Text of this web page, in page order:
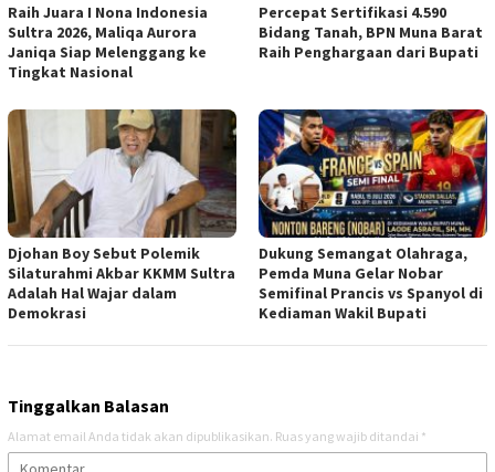
Raih Juara I Nona Indonesia
Sultra 2026, Maliqa Aurora
Janiqa Siap Melenggang ke
Tingkat Nasional
Percepat Sertifikasi 4.590
Bidang Tanah, BPN Muna Barat
Raih Penghargaan dari Bupati
Djohan Boy Sebut Polemik
Silaturahmi Akbar KKMM Sultra
Adalah Hal Wajar dalam
Demokrasi
Dukung Semangat Olahraga,
Pemda Muna Gelar Nobar
Semifinal Prancis vs Spanyol di
Kediaman Wakil Bupati
Tinggalkan Balasan
Alamat email Anda tidak akan dipublikasikan. Ruas yang wajib ditandai *